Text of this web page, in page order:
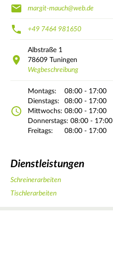
margit-mauch@web.de
+49 7464 981650
Albstraße 1
78609 Tuningen
Wegbeschreibung
Montags:
08:00 - 17:00
Dienstags:
08:00 - 17:00
Mittwochs: 08:00 - 17:00
Donnerstags: 08:00 - 17:00
Freitags:
08:00 - 17:00
Dienstleistungen
Schreinerarbeiten
Tischlerarbeiten